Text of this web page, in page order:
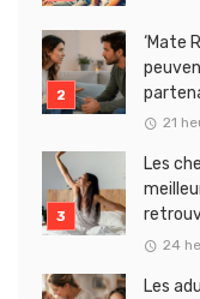
‘Mate
21
Les
24
Les